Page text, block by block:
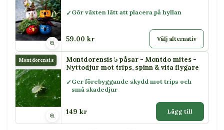
Gör växten lätt att placera på hyllan
59.00 kr Välj alternativ
Montdorensis
Montdorensis 5 påsar - Montdo mites -
Nyttodjur mot trips, spinn & vita flygare
Ger förebyggande skydd mot trips och
små skadedjur
149 kr Lägg till